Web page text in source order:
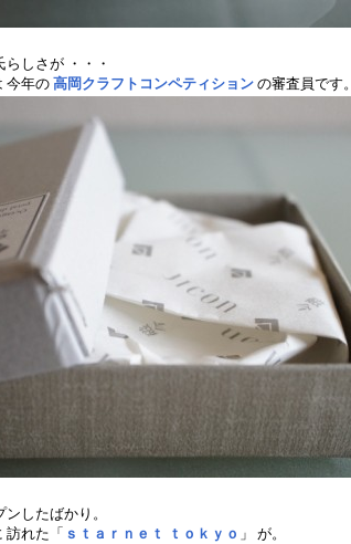
しさが ・・・
今年の 高岡クラフトコンペティション の審査員です。
ンしたばかり。
れた「 ｓｔａｒｎｅｔ ｔｏｋｙｏ 」 が。